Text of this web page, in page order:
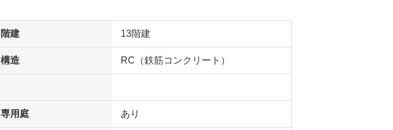
階建 13階建
構造 RC（鉄筋コンクリート）
専用庭 あり